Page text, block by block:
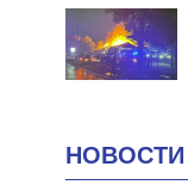
НОВОСТИ